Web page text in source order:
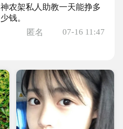
神农架私人助教一天能挣多
少钱。
匿名
07-16 11:47